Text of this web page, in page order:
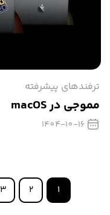
ترفندهای پیشرفته
مموجی در macOS
1404-10-16
1
2
3